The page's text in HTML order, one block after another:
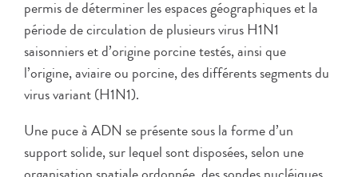
permis de déterminer les espaces géographiques et la
période de circulation de plusieurs virus H1N1
saisonniers et d’origine porcine testés, ainsi que
l’origine, aviaire ou porcine, des différents segments du
virus variant (H1N1).
Une puce à ADN se présente sous la forme d’un
support solide, sur lequel sont disposées, selon une